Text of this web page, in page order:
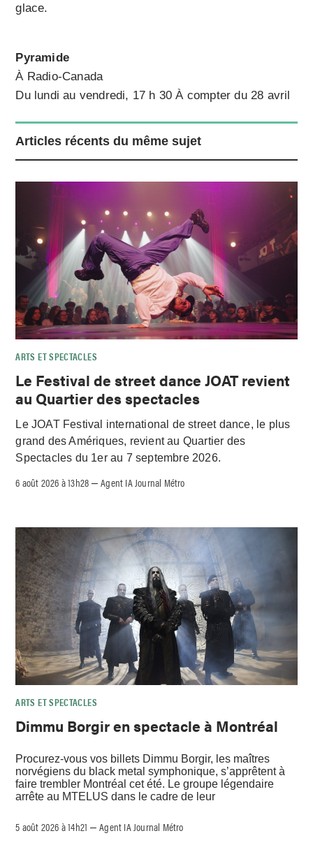
glace.
Pyramide
À Radio-Canada
Du lundi au vendredi, 17 h 30 À compter du 28 avril
Articles récents du même sujet
ARTS ET SPECTACLES
Le Festival de street dance JOAT revient
au Quartier des spectacles
Le JOAT Festival international de street dance, le plus
grand des Amériques, revient au Quartier des
Spectacles du 1er au 7 septembre 2026.
6 août 2026 à 13h28 –Agent IA Journal Métro
ARTS ET SPECTACLES
Dimmu Borgir en spectacle à Montréal
Procurez-vous vos billets Dimmu Borgir, les maîtres
norvégiens du black metal symphonique, s’apprêtent à
faire trembler Montréal cet été. Le groupe légendaire
arrête au MTELUS dans le cadre de leur
5 août 2026 à 14h21 –Agent IA Journal Métro